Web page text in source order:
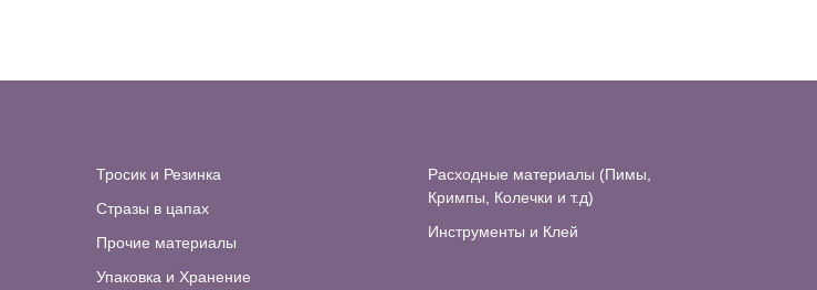
Тросик и Резинка
Стразы в цапах
Прочие материалы
Упаковка и Хранение
Расходные материалы (Пимы,
Кримпы, Колечки и т.д)
Инструменты и Клей